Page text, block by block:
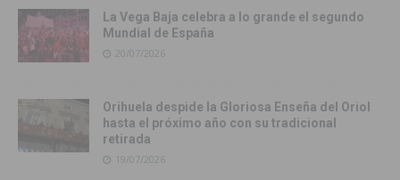
La Vega Baja celebra a lo grande el segundo
Mundial de España
20/07/2026
Orihuela despide la Gloriosa Enseña del Oriol
hasta el próximo año con su tradicional
retirada
19/07/2026